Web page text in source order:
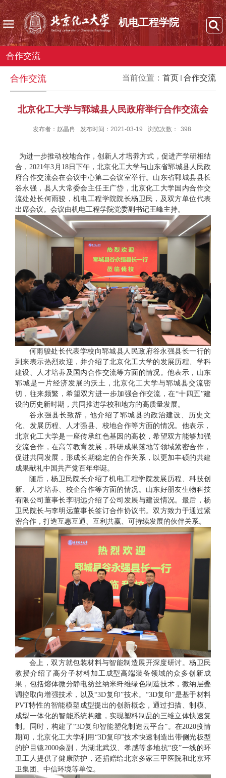
机电工程学院
合作交流
当前位置： 首页 合作交流
合作交流
北京化工大学与郓城县人民政府举行合作交流会
发布者：赵晶冉 发布时间：2021-03-19 浏览次数： 398
为进一步推动校地合作，创新人才培养方式，促进产学研相结
合， 2021年3 月 18日下午，北京化工大学与山东省郓城县人民政
府合作交流会在会议中心第二会议室举行。山东省郓城县县长
谷永强，县人大常委会主任王广岱，北京化工大学国内合作交
流处处长何雨骏，机电工程学院院长杨卫民，及双方单位代表
出席会议。会议由机电工程学院党委副书记王峰主持。
何雨骏处长代表学校向郓城县人民政府谷永强县长一行的
到来表示热烈欢迎，并介绍了北京化工大学的发展历程、学科
建设、人才培养及国内合作交流等方面的情况。他表示，山东
郓城是一片经济发展的沃土，北京化工大学与郓城县交流密
切，往来频繁，希望双方进一步加强合作交流，在“十四五”建
设的历史新时期，共同推进学校和地方的高质量发展。
谷永强县长致辞，他介绍了郓城县的政治建设、历史文
化、发展历程、人才强县、校地合作等方面的情况。他表示，
北京化工大学是一座传承红色基因的高校，希望双方能够加强
交流合作，在高等教育发展，科研成果落地等领域紧密合作，
促进共同发展，形成长期稳定的合作关系，以更加丰硕的共建
成果献礼中国共产党百年华诞。
随后，杨卫民院长介绍了机电工程学院发展历程、科技创
新、人才培养、校企合作等方面的情况。山东好朋友生物科技
有限公司董事长李明远介绍了公司发展与建设情况。最后，杨
卫民院长与李明远董事长签订合作协议书。双方致力于通过紧
密合作，打造互惠互通、互利共赢、可持续发展的伙伴关系。
会上，双方就包装材料与智能制造展开深度研讨。杨卫民
教授介绍了高分子材料加工成型高端装备领域的众多创新成
果，包括熔体微分静电纺丝纳米纤维绿色制造技术，微纳层叠
调控取向增强技术，以及“3D复印”技术。“3D复印”是基于材料
PVT特性的智能模塑成型提出的创新概念，通过扫描、制模、
成型一体化的智能系统构建，实现塑料制品的三维立体快速复
制。同时，构建了“3D复印智能塑化制造云平台”。在2020疫情
期间，北京化工大学利用“3D复印”技术快速制造出带侧光板型
的护目镜2000余副，为湖北武汉、孝感等多地抗“疫”一线的环
卫工人提供了健康防护，还捐赠给北京多家三甲医院和北京环
卫集团、中信环境等单位。